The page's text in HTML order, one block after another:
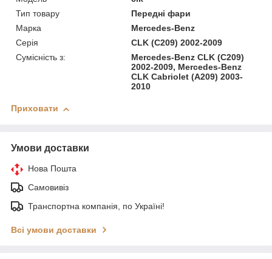
Тип товару
Передні фари
Марка
Mercedes-Benz
Серія
CLK (C209) 2002-2009
Сумісність з:
Mercedes-Benz CLK (C209)
2002-2009, Mercedes-Benz
CLK Cabriolet (A209) 2003-
2010
Приховати
Умови доставки
Нова Пошта
Самовивіз
Транспортна компанія, по Україні!
Всі умови доставки